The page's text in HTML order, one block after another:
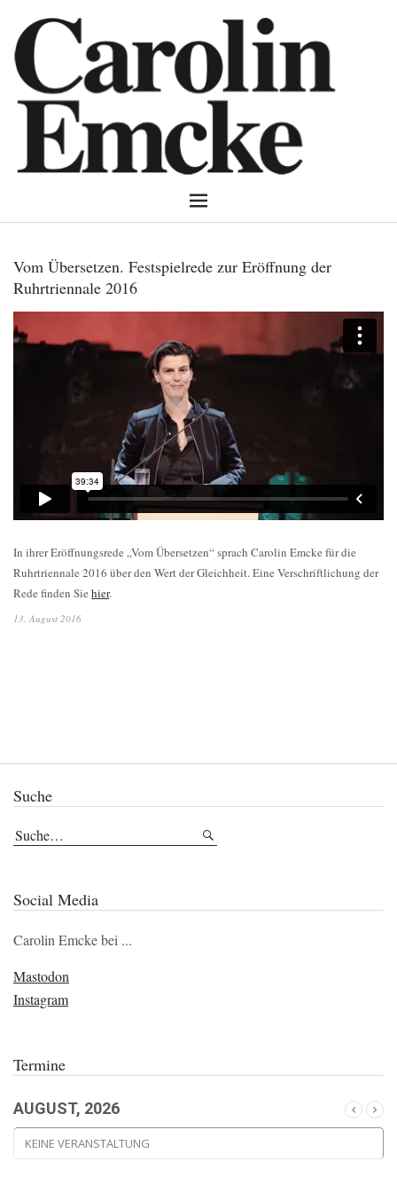
Vom Übersetzen. Festspielrede zur Eröffnung der
Ruhrtriennale 2016
In ihrer Eröffnungsrede „Vom Übersetzen“ sprach Carolin Emcke für die
Ruhrtriennale 2016 über den Wert der Gleichheit.Eine Verschriftlichung der
Rede finden Sie hier.
13. August 2016
Suche
Social Media
Carolin Emcke bei ...
Mastodon
Instagram
Termine
AUGUST, 2026
KEINE VERANSTALTUNG